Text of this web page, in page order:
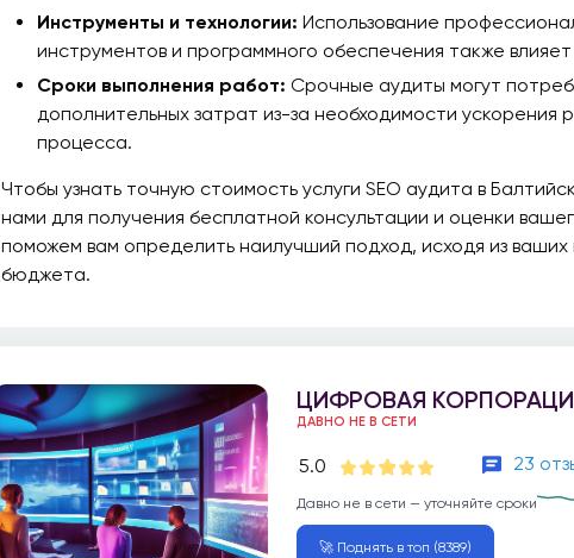
Инструменты и технологии: Использование
инструментов и программного обеспечения также
Сроки выполнения работ: Срочные аудиты могут
дополнительных затрат из-за необходимости ускорения
процесса.
Чтобы узнать точную стоимость услуги SEO аудита в
нами для получения бесплатной консультации и оценки
поможем вам определить наилучший подход, исходя из
бюджета.
ЦИФРОВАЯ
ДАВНО НЕ В СЕТИ
5.0 23
Давно не в сети — уточняйте сроки
🚀 Поднять в топ (8389)